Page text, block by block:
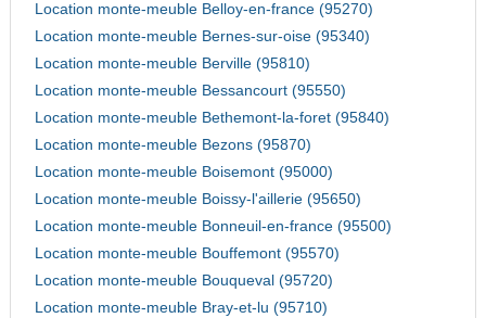
Location monte-meuble Belloy-en-france (95270)
Location monte-meuble Bernes-sur-oise (95340)
Location monte-meuble Berville (95810)
Location monte-meuble Bessancourt (95550)
Location monte-meuble Bethemont-la-foret (95840)
Location monte-meuble Bezons (95870)
Location monte-meuble Boisemont (95000)
Location monte-meuble Boissy-l'aillerie (95650)
Location monte-meuble Bonneuil-en-france (95500)
Location monte-meuble Bouffemont (95570)
Location monte-meuble Bouqueval (95720)
Location monte-meuble Bray-et-lu (95710)